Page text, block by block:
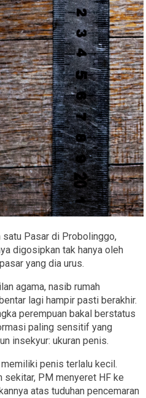
Pasar di Probolinggo,
digosipkan tak hanya oleh
yang dia urus.
agama, nasib rumah
lagi hampir pasti berakhir.
perempuan bakal berstatus
paling sensitif yang
insekyur: ukuran penis.
penis terlalu kecil.
sekitar, PM menyeret HF ke
atas tuduhan pencemaran